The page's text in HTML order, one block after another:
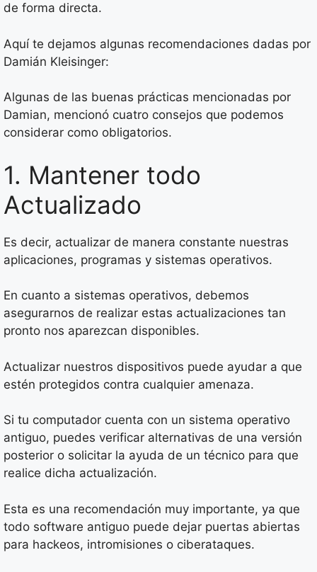
de forma directa.
Aquí te dejamos algunas recomendaciones dadas por
Damián Kleisinger:
Algunas de las buenas prácticas mencionadas por
Damian, mencionó cuatro consejos que podemos
considerar como obligatorios.
1. Mantener todo
Actualizado
Es decir, actualizar de manera constante nuestras
aplicaciones, programas y sistemas operativos.
En cuanto a sistemas operativos, debemos
asegurarnos de realizar estas actualizaciones tan
pronto nos aparezcan disponibles.
Actualizar nuestros dispositivos puede ayudar a que
estén protegidos contra cualquier amenaza.
Si tu computador cuenta con un sistema operativo
antiguo, puedes verificar alternativas de una versión
posterior o solicitar la ayuda de un técnico para que
realice dicha actualización.
Esta es una recomendación muy importante, ya que
todo software antiguo puede dejar puertas abiertas
para hackeos, intromisiones o ciberataques.